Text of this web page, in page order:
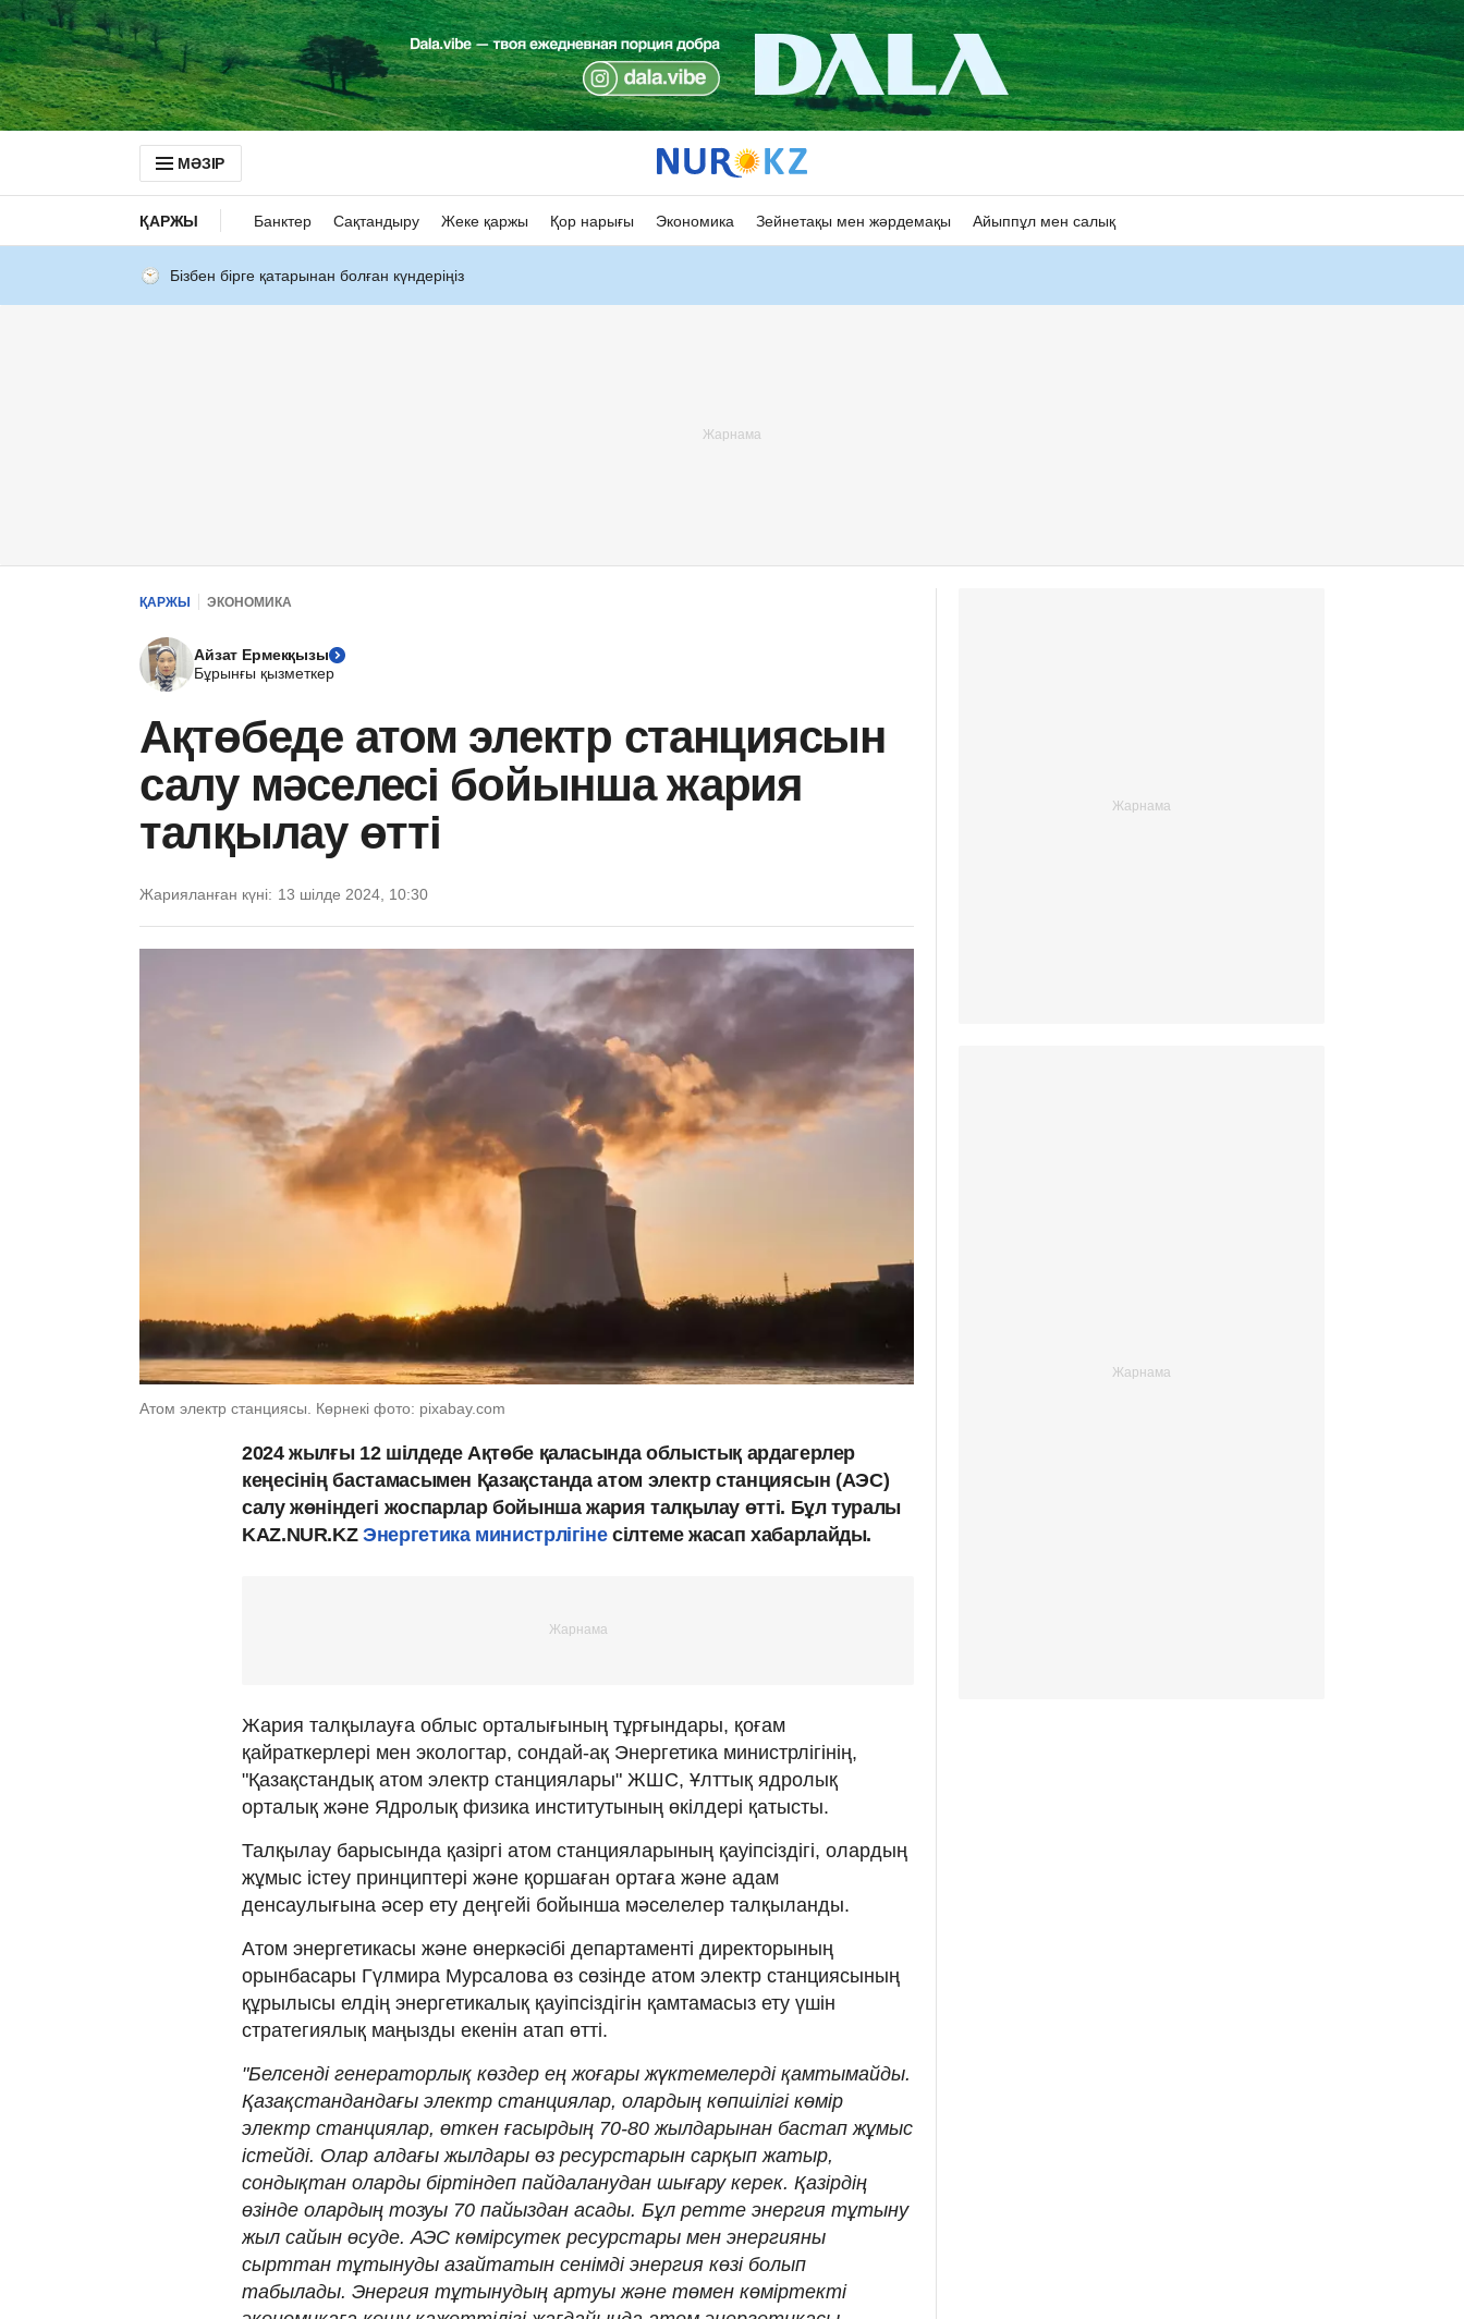
МӘЗІР
ҚАРЖЫ Банктер Сақтандыру Жеке қаржы Қор нарығы Экономика Зейнетақы мен жәрдемақы Айыппұл мен салық
Бізбен бірге қатарынан болған күндеріңіз
ҚАРЖЫ ЭКОНОМИКА
Айзат Ермекқызы
Бұрынғы қызметкер
Ақтөбеде атом электр станциясын
салу мәселесі бойынша жария
талқылау өтті
Жарияланған күні: 13 шілде 2024, 10:30
Атом электр станциясы. Көрнекі фото: pixabay.com
2024 жылғы 12 шілдеде Ақтөбе қаласында облыстық ардагерлер
кеңесінің бастамасымен Қазақстанда атом электр станциясын (АЭС)
салу жөніндегі жоспарлар бойынша жария талқылау өтті. Бұл туралы
KAZ.NUR.KZЭнергетика министрлігінесілтеме жасап хабарлайды.
Жария талқылауға облыс орталығының тұрғындары, қоғам
қайраткерлері мен экологтар, сондай-ақ Энергетика министрлігінің,
"Қазақстандық атом электр станциялары" ЖШС, Ұлттық ядролық
орталық және Ядролық физика институтының өкілдері қатысты.
Талқылау барысында қазіргі атом станцияларының қауіпсіздігі, олардың
жұмыс істеу принциптері және қоршаған ортаға және адам
денсаулығына әсер ету деңгейі бойынша мәселелер талқыланды.
Атом энергетикасы және өнеркәсібі департаменті директорының
орынбасары Гүлмира Мурсалова өз сөзінде атом электр станциясының
құрылысы елдің энергетикалық қауіпсіздігін қамтамасыз ету үшін
стратегиялық маңызды екенін атап өтті.
"Белсенді генераторлық көздер ең жоғары жүктемелерді қамтымайды.
Қазақстандандағы электр станциялар, олардың көпшілігі көмір
электр станциялар, өткен ғасырдың 70-80 жылдарынан бастап жұмыс
істейді. Олар алдағы жылдары өз ресурстарын сарқып жатыр,
сондықтан оларды біртіндеп пайдаланудан шығару керек. Қазірдің
өзінде олардың тозуы 70 пайыздан асады. Бұл ретте энергия тұтыну
жыл сайын өсуде. АЭС көмірсутек ресурстары мен энергияны
сырттан тұтынуды азайтатын сенімді энергия көзі болып
табылады. Энергия тұтынудың артуы және төмен көміртекті